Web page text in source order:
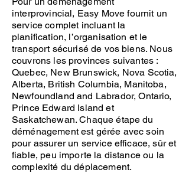
interprovincial, Easy Move fournit un
service complet incluant la
planification, l’organisation et le
transport sécurisé de vos biens. Nous
couvrons les provinces suivantes :
Quebec, New Brunswick, Nova Scotia,
Alberta, British Columbia, Manitoba,
Newfoundland and Labrador,Ontario,
Prince Edward Island et
Saskatchewan. Chaque étape du
déménagementest gérée avec soin
pour assurer un service efficace, sûr et
fiable, peu importe la distance ou la
complexité du déplacement.